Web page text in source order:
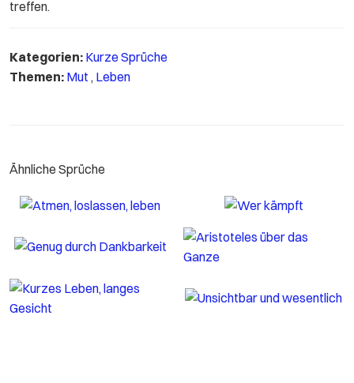
treffen.
Kategorien: Kurze Sprüche
Themen: Mut , Leben
Ähnliche Sprüche